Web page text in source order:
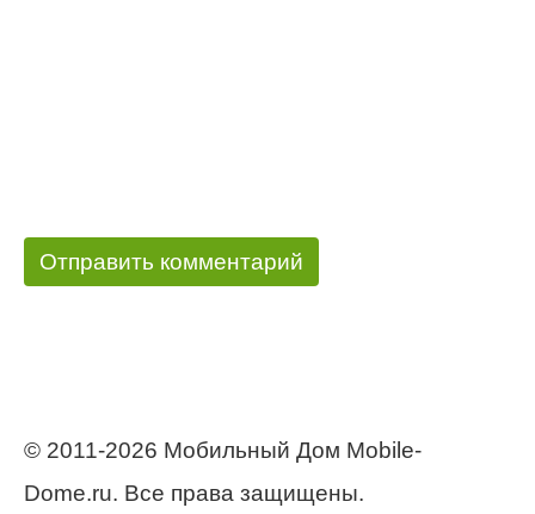
© 2011-2026 Мобильный Дом Mobile-
Dome.ru. Все права защищены.